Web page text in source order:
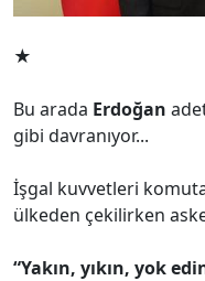
★
Bu arada Erdoğan
gibi davranıyor...
İşgal kuvvetleri
ülkeden çekilirken
“Yakın, yıkın, yok